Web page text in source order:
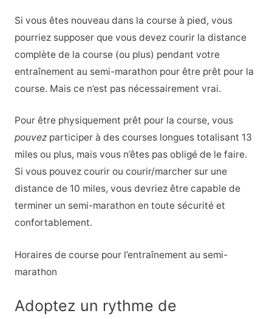
Si vous êtes nouveau dans la course à pied, vous
pourriez supposer que vous devez courir la distance
complète de la course (ou plus) pendant votre
entraînement au semi-marathon pour être prêt pour la
course. Mais ce n’est pas nécessairement vrai.
Pour être physiquement prêt pour la course, vous
pouvezparticiper à des courses longues totalisant 13
miles ou plus, mais vous n’êtes pas obligé de le faire.
Si vous pouvez courir ou courir/marcher sur une
distance de 10 miles, vous devriez être capable de
terminer un semi-marathon en toute sécurité et
confortablement.
Horaires de course pour l’entraînement au semi-
marathon
Adoptez un rythme de